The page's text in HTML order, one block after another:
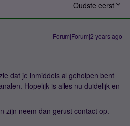
Oudste eerst
Forum|Forum|2 years ago
dat je inmiddels al geholpen bent
Hopelijk is alles nu duidelijk en
zijn neem dan gerust contact op.